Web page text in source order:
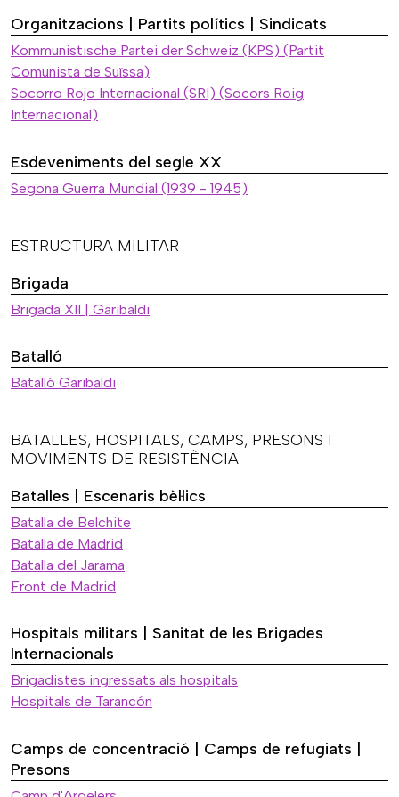
Organitzacions | Partits polítics | Sindicats
Kommunistische Partei der Schweiz (KPS) (Partit
Comunista de Suïssa)
Socorro Rojo Internacional (SRI) (Socors Roig
Internacional)
Esdeveniments del segle XX
Segona Guerra Mundial (1939 - 1945)
ESTRUCTURA MILITAR
Brigada
Brigada XII | Garibaldi
Batalló
Batalló Garibaldi
BATALLES, HOSPITALS, CAMPS, PRESONS I
MOVIMENTS DE RESISTÈNCIA
Batalles | Escenaris bèl·lics
Batalla de Belchite
Batalla de Madrid
Batalla del Jarama
Front de Madrid
Hospitals militars | Sanitat de les Brigades
Internacionals
Brigadistes ingressats als hospitals
Hospitals de Tarancón
Camps de concentració | Camps de refugiats |
Presons